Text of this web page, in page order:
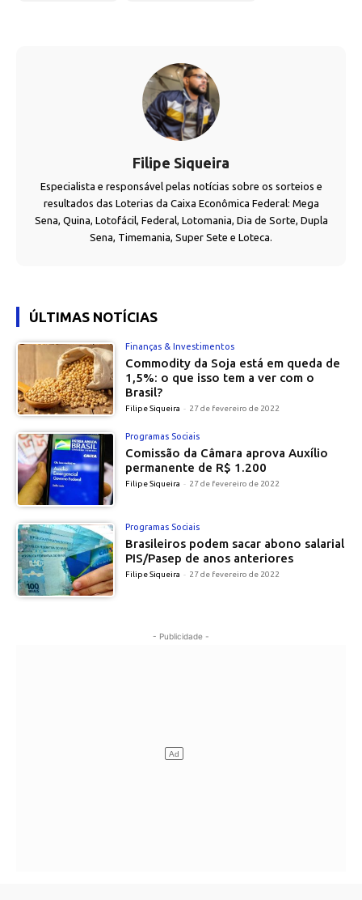
Filipe Siqueira
Especialista e responsável pelas notícias sobre os sorteios e
resultados das Loterias da Caixa Econômica Federal: Mega
Sena, Quina, Lotofácil, Federal, Lotomania, Dia de Sorte, Dupla
Sena, Timemania, Super Sete e Loteca.
ÚLTIMAS NOTÍCIAS
Finanças & Investimentos
Commodity da Soja está em queda de
1,5%: o que isso tem a ver com o
Brasil?
Filipe Siqueira - 27 de fevereiro de 2022
Programas Sociais
Comissão da Câmara aprova Auxílio
permanente de R$ 1.200
Filipe Siqueira - 27 de fevereiro de 2022
Programas Sociais
Brasileiros podem sacar abono salarial
PIS/Pasep de anos anteriores
Filipe Siqueira - 27 de fevereiro de 2022
- Publicidade -